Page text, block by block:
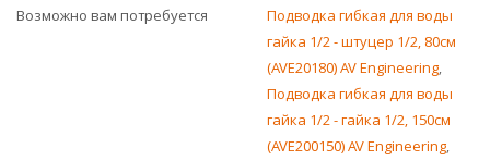
Возможно вам потребуется
Подводка гибкая для воды
гайка 1/2 - штуцер 1/2, 80см
(AVE20180) AV Engineering,
Подводка гибкая для воды
гайка 1/2 - гайка 1/2, 150см
(AVE200150) AV Engineering,